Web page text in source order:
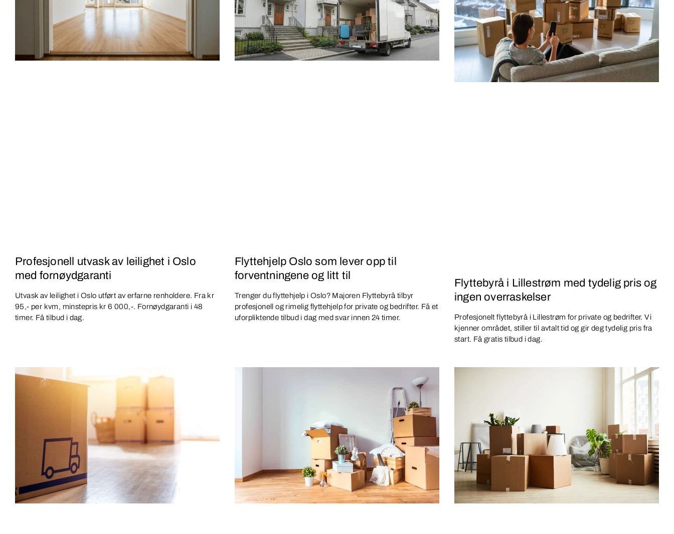
Profesjonell utvask av leilighet i Oslo
med fornøydgaranti
Utvask av leilighet i Oslo utført av erfarne renholdere. Fra kr
95,- per kvm, minstepris kr 6 000,-. Fornøydgaranti i 48
timer. Få tilbud i dag.
Flyttehjelp Oslo som lever opp til
forventningene og litt til
Trenger du flyttehjelp i Oslo? Majoren Flyttebyrå tilbyr
profesjonell og rimelig flyttehjelp for private og bedrifter. Få et
uforpliktende tilbud i dag med svar innen 24 timer.
Flyttebyrå i Lillestrøm med tydelig pris og
ingen overraskelser
Profesjonelt flyttebyrå i Lillestrøm for private og bedrifter. Vi
kjenner området, stiller til avtalt tid og gir deg tydelig pris fra
start. Få gratis tilbud i dag.